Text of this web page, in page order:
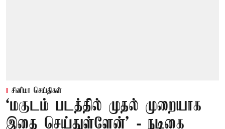
சினிமா செய்திகள்
‘மகுடம் படத்தில் முதல் முறையாக
இதை செய்துள்ளேன்’ - நடிகை